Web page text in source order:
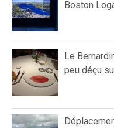
Boston
Le
peu déçu